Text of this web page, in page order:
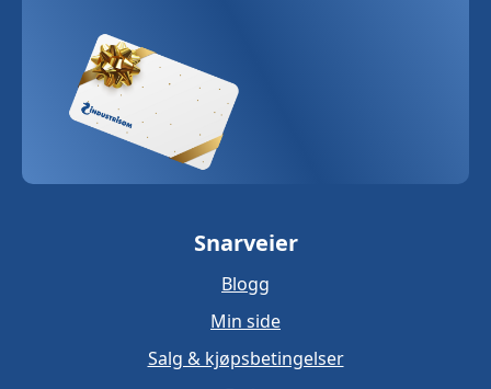
Snarveier
Blogg
Min side
Salg & kjøpsbetingelser